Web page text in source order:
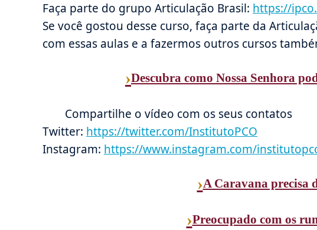
Faça parte do grupo Articulação Brasil: https://
Se você gostou desse curso, faça parte da
com essas aulas e a fazermos outros cursos
›Descubra como Nossa Senhora
Compartilhe o vídeo com os seus contatos
Twitter: https://twitter.com/InstitutoPCO
Instagram: https://www.instagram.com/
›A Caravana precisa
›Preocupado com os